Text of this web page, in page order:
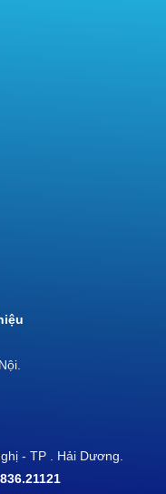
- TP . Hải Dương.